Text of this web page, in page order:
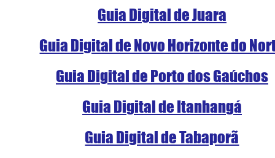
Guia Digital de Juara
Guia Digital de Novo Horizonte do
Guia Digital de Porto dos Gaúchos
Guia Digital de Itanhangá
Guia Digital de Tabaporã